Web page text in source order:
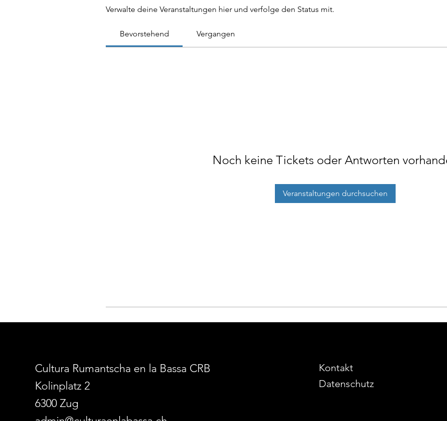
Verwalte deine Veranstaltungen hier und verfolge den Status mit.
Bevorstehend Vergangen
Noch keine Tickets oder Antworten
Veranstaltungen durchsuchen
Cultura Rumantscha en la Bassa CRB
Kolinplatz 2
6300 Zug
Kontakt
Datenschutz